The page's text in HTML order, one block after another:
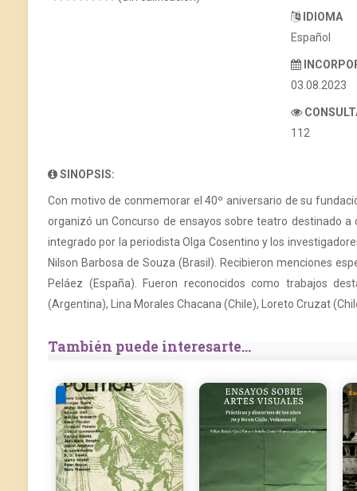
IDIOMA
Español
03.08.2023
112
SINOPSIS:
Con motivo de conmemorar el 40º aniversario de su
organizó un Concurso de ensayos sobre teatro destinado
integrado por la periodista Olga Cosentino y los
Nilson Barbosa de Souza (Brasil). Recibieron menciones
Peláez (España). Fueron reconocidos como trabajos
(Argentina), Lina Morales Chacana (Chile), Loreto Cruzat
También puede interesarte...